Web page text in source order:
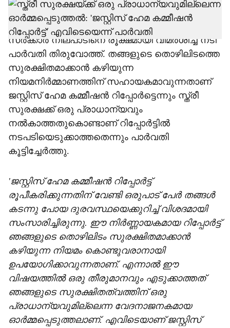
h
a
r
e
ജസ്റ്റിസ് ഹേമ കമ്മീഷന്‍ റിപ്പോര്‍ട്ട് സമര്‍പ്പിച്ച് രണ്ട്
വര്‍ഷമായിട്ടും തുടര്‍നടപടികള്‍ സ്വീകരിക്കാത്ത
സര്‍ക്കാര്‍ നിലപാടിനെ രൂക്ഷമായി വിമര്‍ശിച്ച് നടി
പാര്‍വതി തിരുവോത്ത്. തങ്ങളുടെ തൊഴിലിടത്തെ
സുരക്ഷിതമാക്കാന്‍ കഴിയുന്ന
നിയമനിര്‍മ്മാണത്തിന് സഹായകമാവുന്നതാണ്
ജസ്റ്റിസ് ഹേമ കമ്മീഷന്‍ റിപ്പോര്‍ട്ടെന്നും സ്ത്രീ
സുരക്ഷക്ക് ഒരു പ്രാധാന്യവും
നല്‍കാത്തതുകൊണ്ടാണ് റിപ്പോര്‍ട്ടില്‍
നടപടിയെടുക്കാത്തതെന്നും പാര്‍വതി
കൂട്ടിച്ചേര്‍ത്തു.
'ജസ്റ്റിസ് ഹേമ കമ്മീഷന്‍ റിപ്പോര്‍ട്ട്
രൂപീകരിക്കുന്നതിന് വേണ്ടി ഒരുപാട് പേര്‍ തങ്ങള്‍
കടന്നു പോയ ദുരവസ്ഥയെക്കുറിച്ച് വിശദമായി
സംസാരിച്ചിരുന്നു. ഈ നിര്‍ണ്ണായകമായ റിപ്പോര്‍ട്ട്
ഞങ്ങളുടെ തൊഴിലിടം സുരക്ഷിതമാക്കാന്‍
കഴിയുന്ന നിയമം കൊണ്ടുവരാനായി
ഉപയോഗിക്കാവുന്നതാണ്. എന്നാല്‍ ഈ
വിഷയത്തില്‍ ഒരു തീരുമാനവും എടുക്കാത്തത്
ഞങ്ങളുടെ സുരക്ഷിതത്വത്തിന് ഒരു
പ്രാധാന്യവുമില്ലെന്ന വേദനാജനകമായ
ഓര്‍മ്മപ്പെടുത്തലാണ്. എവിടെയാണ് ജസ്റ്റിസ്